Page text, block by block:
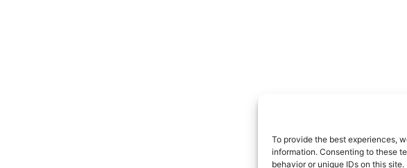
To provide the best experiences,
information. Consenting to these
behavior or unique IDs on this